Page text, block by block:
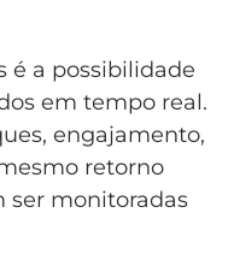
é a possibilidade
em tempo real.
engajamento,
retorno
ser monitoradas